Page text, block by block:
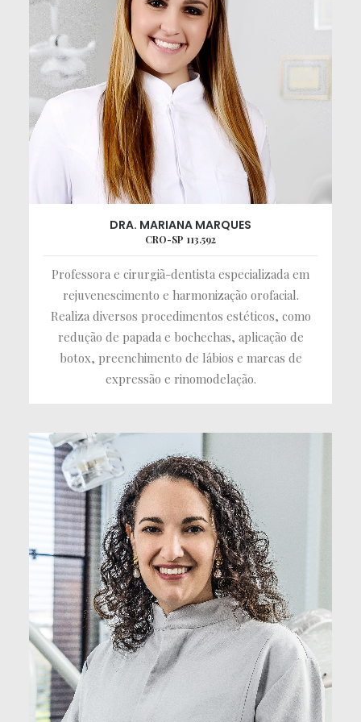
DRA. MARIANA MARQUES
CRO-SP 113.592
Professora e cirurgiã-dentista especializada em
rejuvenescimento e harmonização orofacial.
Realiza diversos procedimentos estéticos, como
redução de papada e bochechas, aplicação de
botox, preenchimento de lábios e marcas de
expressão e rinomodelação.